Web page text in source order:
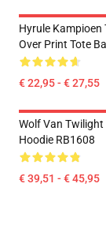
Hyrule Kampioen
Over Print Tote
€ 22,95 - € 27,55
Wolf Van Twilight
Hoodie RB1608
€ 39,51 - € 45,95